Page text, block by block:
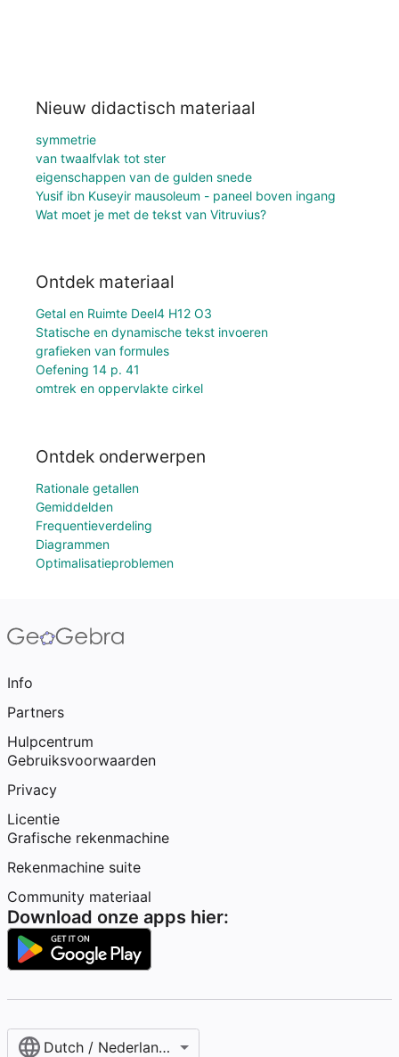
Nieuw didactisch materiaal
symmetrie
van twaalfvlak tot ster
eigenschappen van de gulden snede
Yusif ibn Kuseyir mausoleum - paneel boven ingang
Wat moet je met de tekst van Vitruvius?
Ontdek materiaal
Getal en Ruimte Deel4 H12 O3
Statische en dynamische tekst invoeren
grafieken van formules
Oefening 14 p. 41
omtrek en oppervlakte cirkel
Ontdek onderwerpen
Rationale getallen
Gemiddelden
Frequentieverdeling
Diagrammen
Optimalisatieproblemen
Info
Partners
Hulpcentrum
Gebruiksvoorwaarden
Privacy
Licentie
Grafische rekenmachine
Rekenmachine suite
Community materiaal
Download onze apps hier:
Dutch / Nederlands‎ (België)‎